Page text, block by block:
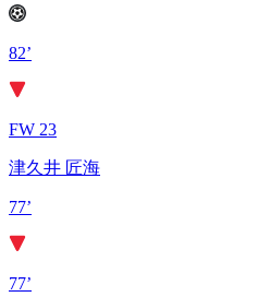
82’
FW 23
津久井 匠海
77’
77’